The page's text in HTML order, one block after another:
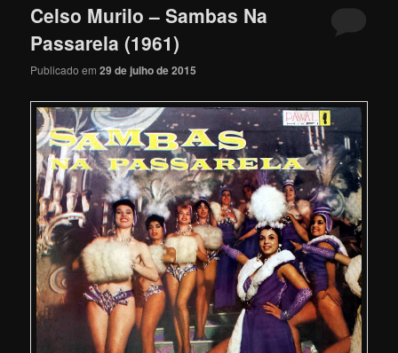
Celso Murilo – Sambas Na
Passarela (1961)
Publicado em29 de julho de 2015